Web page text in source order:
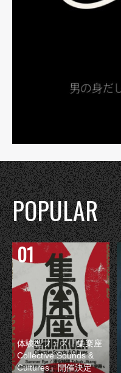
POPULAR
体験型フェス『集楽座
Collective Sounds &
Cultures』開催決定